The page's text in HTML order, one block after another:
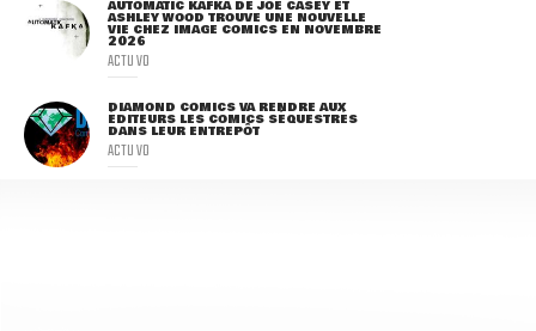
AUTOMATIC KAFKA DE JOE CASEY ET
ASHLEY WOOD TROUVE UNE NOUVELLE
VIE CHEZ IMAGE COMICS EN NOVEMBRE
2026
ACTU VO
DIAMOND COMICS VA RENDRE AUX
ÉDITEURS LES COMICS SÉQUESTRÉS
DANS LEUR ENTREPÔT
ACTU VO